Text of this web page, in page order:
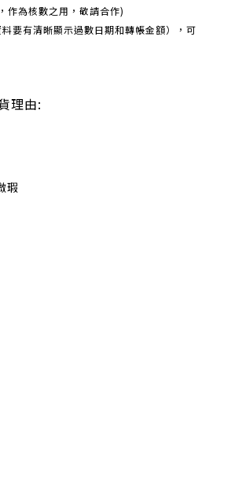
作為核數之用，敬請合作)
要有清晰顯示過數日期和轉帳金額），可
理由: